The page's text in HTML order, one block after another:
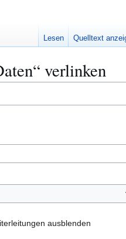
verlinken
ausblenden
Lesen Quelltext